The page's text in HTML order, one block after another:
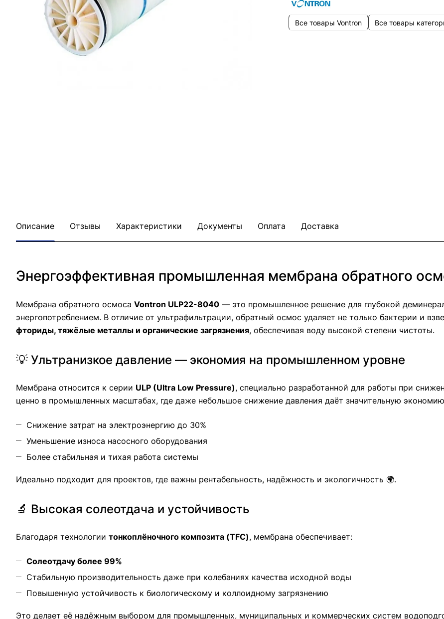
Все товары Vontron Все товары
Описание Отзывы Характеристики Документы Оплата Доставка
Энергоэффективная промышленная мембрана обратного
Мембрана обратного осмоса Vontron ULP22-8040 — это промышленное решение для глубокой
энергопотреблением. В отличие от ультрафильтрации, обратный осмос удаляет не только бактерии и
фториды, тяжёлые металлы и органические загрязнения, обеспечивая воду высокой степени чистоты.
💡 Ультранизкое давление — экономия на промышленном уровне
Мембрана относится к серии ULP (Ultra Low Pressure), специально разработанной для работы при
ценно в промышленных масштабах, где даже небольшое снижение давления даёт значительную
Снижение затрат на электроэнергию до 30%
Уменьшение износа насосного оборудования
Более стабильная и тихая работа системы
Идеально подходит для проектов, где важны рентабельность, надёжность и экологичность 🌍.
🔬 Высокая солеотдача и устойчивость
Благодаря технологии тонкоплёночного композита (TFC), мембрана обеспечивает:
Солеотдачу более 99%
Стабильную производительность даже при колебаниях качества исходной воды
Повышенную устойчивость к биологическому и коллоидному загрязнению
Это делает её надёжным выбором для промышленных, муниципальных и коммерческих систем